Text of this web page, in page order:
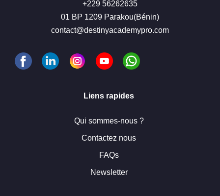
+229 56262635
01 BP 1209 Parakou(Bénin)
contact@destinyacademypro.com
Liens rapides
Qui sommes-nous ?
Contactez nous
FAQs
Newsletter